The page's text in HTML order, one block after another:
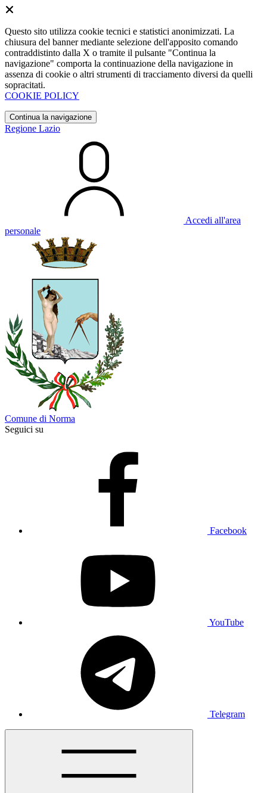
Questo sito utilizza cookie tecnici e statistici anonimizzati. La
chiusura del banner mediante selezione dell'apposito comando
contraddistinto dalla X o tramite il pulsante "Continua la
navigazione" comporta la continuazione della navigazione in
assenza di cookie o altri strumenti di tracciamento diversi da quelli
sopracitati.
COOKIE POLICY
Continua la navigazione
Regione Lazio
Accedi all'area
personale
Comune di Norma
Seguici su
Facebook
YouTube
Telegram